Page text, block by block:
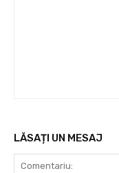
LĂSAȚI UN MESAJ